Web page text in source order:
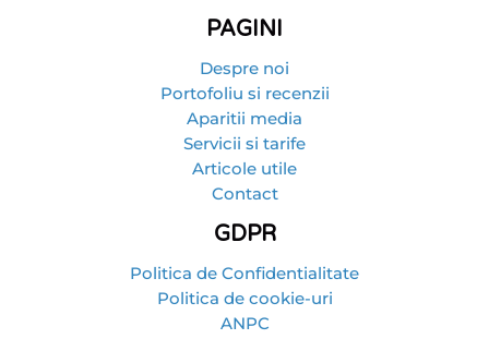
PAGINI
Despre noi
Portofoliu si recenzii
Aparitii media
Servicii si tarife
Articole utile
Contact
GDPR
Politica de Confidentialitate
Politica de cookie-uri
ANPC